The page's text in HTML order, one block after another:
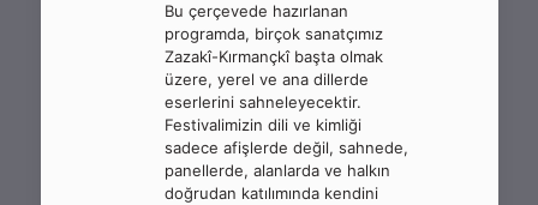
Bu çerçevede hazırlanan
programda, birçok sanatçımız
Zazakî-Kırmançkî başta olmak
üzere, yerel ve ana dillerde
eserlerini sahneleyecektir.
Festivalimizin dili ve kimliği
sadece afişlerde değil, sahnede,
panellerde, alanlarda ve halkın
doğrudan katılımında kendini